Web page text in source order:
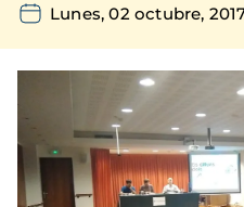
Lunes, 02 octubre,